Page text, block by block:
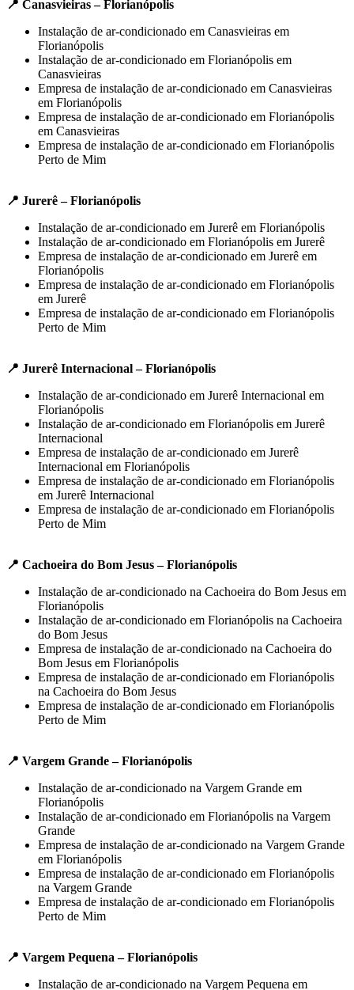
📍 Canasvieiras – Florianópolis
Instalação de ar-condicionado em Canasvieiras em
Florianópolis
Instalação de ar-condicionado em Florianópolis em
Canasvieiras
Empresa de instalação de ar-condicionado em Canasvieiras
em Florianópolis
Empresa de instalação de ar-condicionado em Florianópolis
em Canasvieiras
Empresa de instalação de ar-condicionado em Florianópolis
Perto de Mim
📍 Jurerê – Florianópolis
Instalação de ar-condicionado em Jurerê em Florianópolis
Instalação de ar-condicionado em Florianópolis em Jurerê
Empresa de instalação de ar-condicionado em Jurerê em
Florianópolis
Empresa de instalação de ar-condicionado em Florianópolis
em Jurerê
Empresa de instalação de ar-condicionado em Florianópolis
Perto de Mim
📍 Jurerê Internacional – Florianópolis
Instalação de ar-condicionado em Jurerê Internacional em
Florianópolis
Instalação de ar-condicionado em Florianópolis em Jurerê
Internacional
Empresa de instalação de ar-condicionado em Jurerê
Internacional em Florianópolis
Empresa de instalação de ar-condicionado em Florianópolis
em Jurerê Internacional
Empresa de instalação de ar-condicionado em Florianópolis
Perto de Mim
📍 Cachoeira do Bom Jesus – Florianópolis
Instalação de ar-condicionado na Cachoeira do Bom Jesus em
Florianópolis
Instalação de ar-condicionado em Florianópolis na Cachoeira
do Bom Jesus
Empresa de instalação de ar-condicionado na Cachoeira do
Bom Jesus em Florianópolis
Empresa de instalação de ar-condicionado em Florianópolis
na Cachoeira do Bom Jesus
Empresa de instalação de ar-condicionado em Florianópolis
Perto de Mim
📍 Vargem Grande – Florianópolis
Instalação de ar-condicionado na Vargem Grande em
Florianópolis
Instalação de ar-condicionado em Florianópolis na Vargem
Grande
Empresa de instalação de ar-condicionado na Vargem Grande
em Florianópolis
Empresa de instalação de ar-condicionado em Florianópolis
na Vargem Grande
Empresa de instalação de ar-condicionado em Florianópolis
Perto de Mim
📍 Vargem Pequena – Florianópolis
Instalação de ar-condicionado na Vargem Pequena em